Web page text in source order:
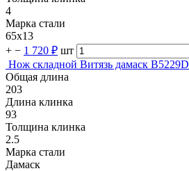
4
Марка стали
65х13
+ − 1 720 ₽ шт
Нож складной Витязь дамаск B5229D
Общая длина
203
Длина клинка
93
Толщина клинка
2.5
Марка стали
Дамаск